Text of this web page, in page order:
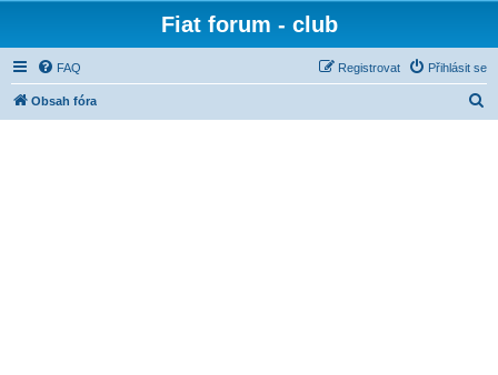
Fiat forum - club
FAQ Přihlásit se
Registrovat
Obsah fóra